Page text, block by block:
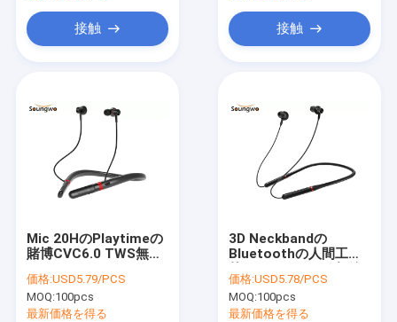
プロダクト
私達について
工場旅行
引用を要求しなさい
接触 接触
Mic 20HのPlaytimeの
賭博CVC6.0 TWS無線
ーン
価格:USD5.79/PCS
MOQ:100pcs
最新価格を得る
3D Neckbandの
Bluetoothの人間工学
磁気吸引のイヤホーン
DC5V
価格:USD5.78/PCS
MOQ:100pcs
最新価格を得る